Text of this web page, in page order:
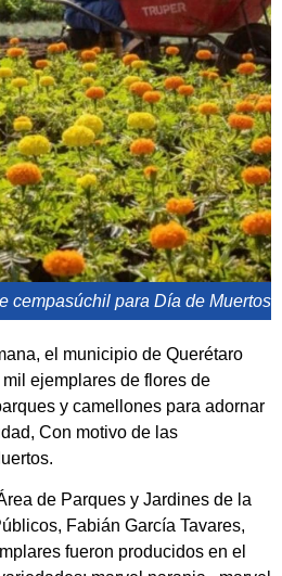
cempasúchil para Día de Muertos
el municipio de Querétaro
ejemplares de flores de
y camellones para adornar
Con motivo de las
de Parques y Jardines de la
Fabián García Tavares,
fueron producidos en el